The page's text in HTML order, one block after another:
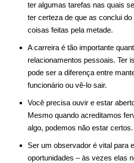
ter algumas tarefas nas quais
ter certeza de que as conclui
coisas feitas pela metade.
A carreira é tão importante
relacionamentos pessoais. Ter
pode ser a diferença entre
funcionário ou vê-lo sair.
Você precisa ouvir e estar
Mesmo quando acreditamos
algo, podemos não estar certos.
Ser um observador é vital para
oportunidades – às vezes elas